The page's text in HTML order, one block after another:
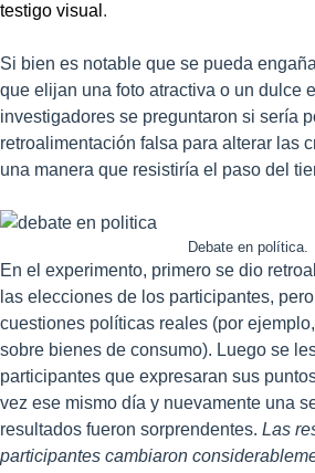
testigo visual .
Si bien es notable que se pueda
que elijan una foto atractiva o un dulce
investigadores se preguntaron si sería
retroalimentación falsa para alterar las
una manera que resistiría el paso del
Debate en política.
En el experimento, primero se dio
las elecciones de los participantes,
cuestiones políticas reales (por
sobre bienes de consumo). Luego se
participantes que expresaran sus
vez ese mismo día y nuevamente una
resultados fueron sorprendentes. Las
participantes cambiaron